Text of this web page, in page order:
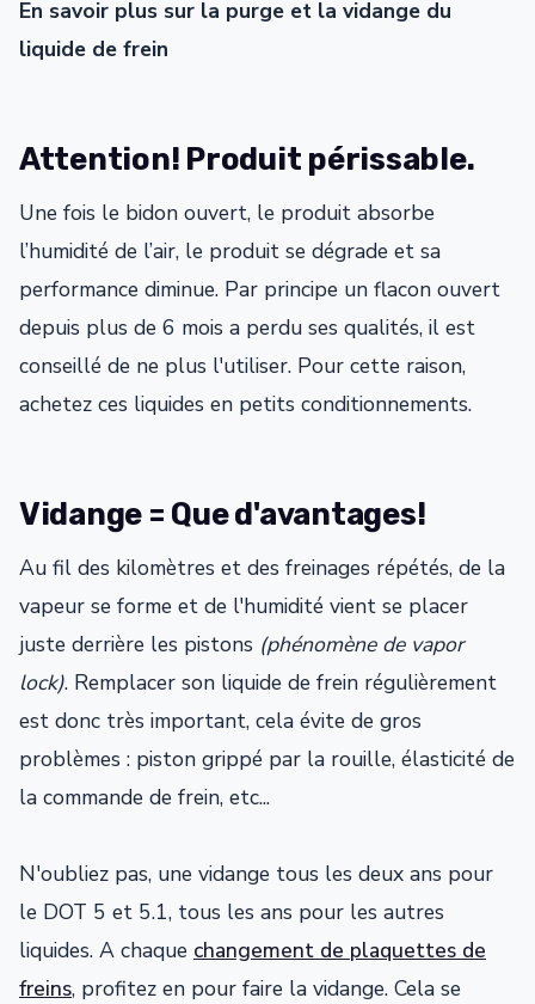
En savoir plus sur la purge et la vidange du
liquide de frein
Attention! Produit périssable.
Une fois le bidon ouvert, le produit absorbe
l’humidité de l’air, le produit se dégrade et sa
performance diminue. Par principe un flacon ouvert
depuis plus de 6 mois a perdu ses qualités, il est
conseillé de ne plus l'utiliser. Pour cette raison,
achetez ces liquides en petits conditionnements.
Vidange = Que d'avantages!
Au fil des kilomètres et des freinages répétés, de la
vapeur se forme et de l'humidité vient se placer
juste derrière les pistons (phénomène de vapor
lock). Remplacer son liquide de frein régulièrement
est donc très important, cela évite de gros
problèmes : piston grippé par la rouille, élasticité de
la commande de frein, etc...
N'oubliez pas, une vidange tous les deux ans pour
le DOT 5 et 5.1, tous les ans pour les autres
liquides. A chaque changement de plaquettes de
freins, profitez en pour faire la vidange. Cela se